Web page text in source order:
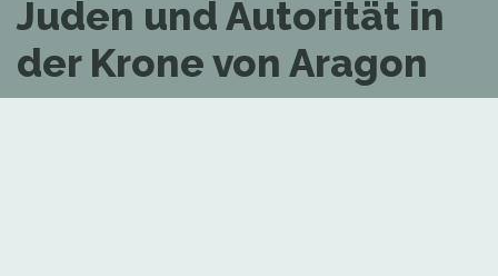
Juden und Autorität in
der Krone von Aragon